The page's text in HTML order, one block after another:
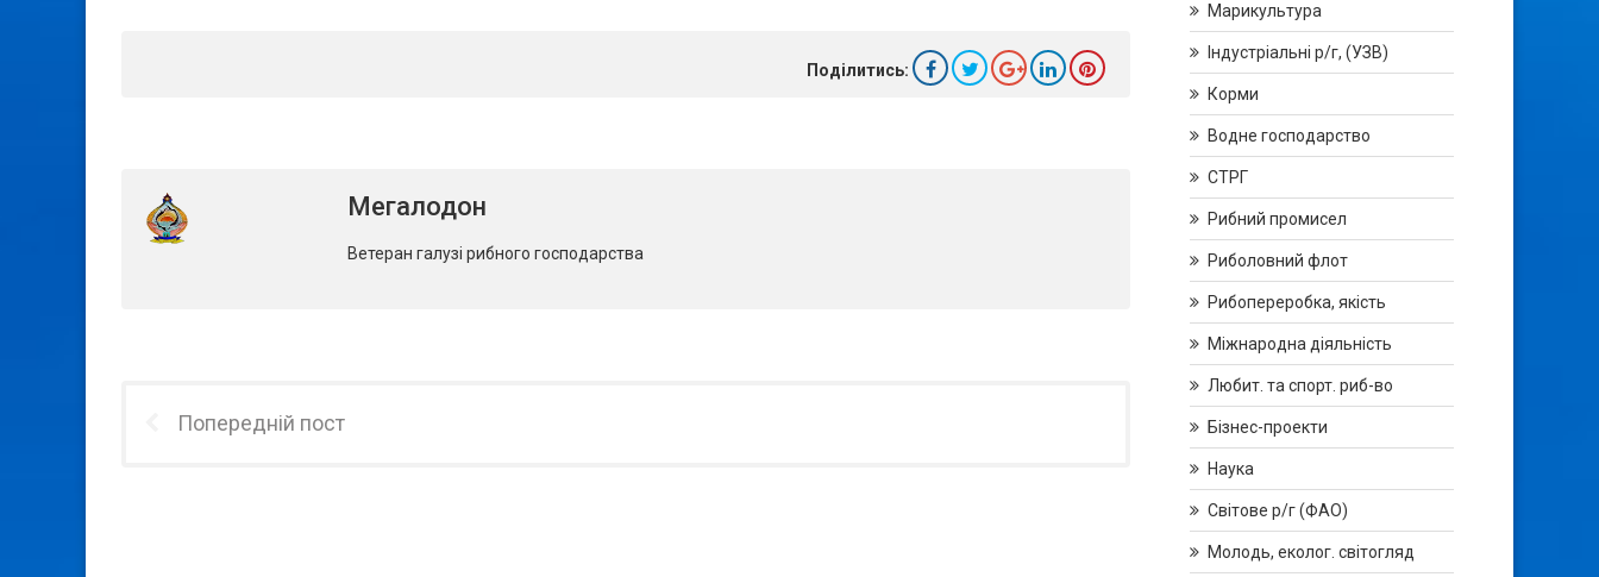
Поділитись:
Мегалодон
Ветеран галузі рибного господарства
Попередній пост
Марикультура
Індустріальні р/г, (УЗВ)
Корми
Водне господарство
СТРГ
Рибний промисел
Риболовний флот
Рибопереробка, якість
Міжнародна діяльність
Любит. та спорт. риб-во
Бізнес-проекти
Наука
Світове р/г (ФАО)
Молодь, еколог. світогляд